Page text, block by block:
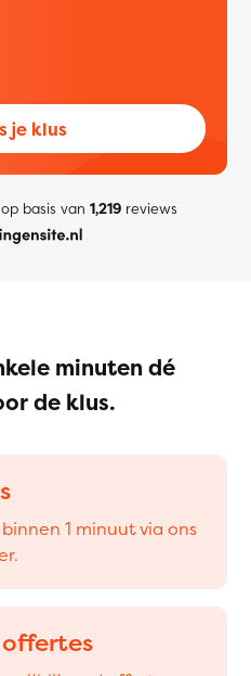
je klus
basis van 1,219reviews
minuten dé
de klus.
1 minuut via ons